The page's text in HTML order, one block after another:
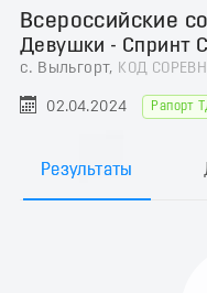
Всероссийские
Девушки - Спринт
с. Выльгорт, КОД
02.04.2024 Рапорт
Результаты